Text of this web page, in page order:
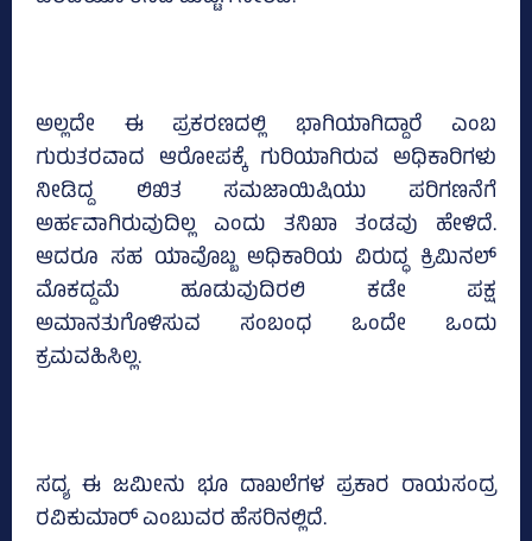
ಅಲ್ಲದೇ ಈ ಪ್ರಕರಣದಲ್ಲಿ ಭಾಗಿಯಾಗಿದ್ದಾರೆ ಎಂಬ
ಗುರುತರವಾದ ಆರೋಪಕ್ಕೆ ಗುರಿಯಾಗಿರುವ ಅಧಿಕಾರಿಗಳು
ನೀಡಿದ್ದ ಲಿಖಿತ ಸಮಜಾಯಿಷಿಯು ಪರಿಗಣನೆಗೆ
ಅರ್ಹವಾಗಿರುವುದಿಲ್ಲ ಎಂದು ತನಿಖಾ ತಂಡವು ಹೇಳಿದೆ.
ಆದರೂ ಸಹ ಯಾವೊಬ್ಬ ಅಧಿಕಾರಿಯ ವಿರುದ್ಧ ಕ್ರಿಮಿನಲ್
ಮೊಕದ್ದಮೆ ಹೂಡುವುದಿರಲಿ ಕಡೇ ಪಕ್ಷ
ಅಮಾನತುಗೊಳಿಸುವ ಸಂಬಂಧ ಒಂದೇ ಒಂದು
ಕ್ರಮವಹಿಸಿಲ್ಲ.
ಸದ್ಯ ಈ ಜಮೀನು ಭೂ ದಾಖಲೆಗಳ ಪ್ರಕಾರ ರಾಯಸಂದ್ರ
ರವಿಕುಮಾರ್ ಎಂಬುವರ ಹೆಸರಿನಲ್ಲಿದೆ.